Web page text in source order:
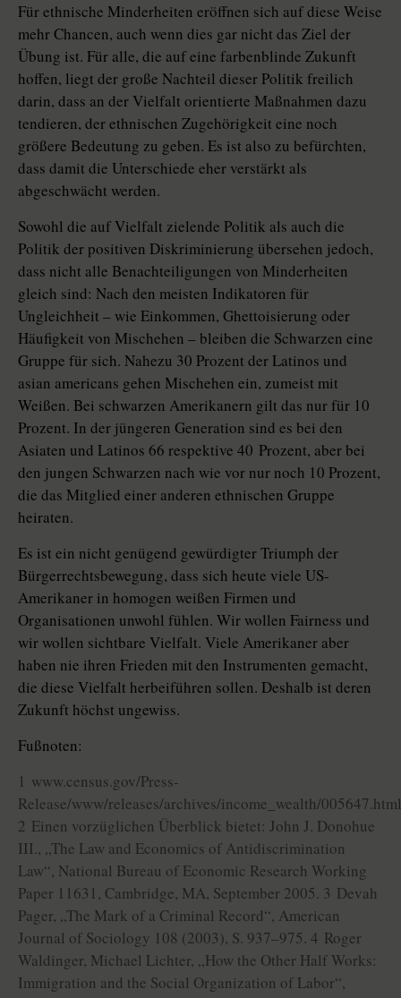
Für ethnische Minderheiten eröffnen sich auf diese Weise
mehr Chancen, auch wenn dies gar nicht das Ziel der
Übung ist. Für alle, die auf eine farbenblinde Zukunft
hoffen, liegt der große Nachteil dieser Politik freilich
darin, dass an der Vielfalt orientierte Maßnahmen dazu
tendieren, der ethnischen Zugehörigkeit eine noch
größere Bedeutung zu geben. Es ist also zu befürchten,
dass damit die Unterschiede eher verstärkt als
abgeschwächt werden.
Sowohl die auf Vielfalt zielende Politik als auch die
Politik der positiven Diskriminierung übersehen jedoch,
dass nicht alle Benachteiligungen von Minderheiten
gleich sind: Nach den meisten Indikatoren für
Ungleichheit – wie Einkommen, Ghettoisierung oder
Häufigkeit von Mischehen – bleiben die Schwarzen eine
Gruppe für sich. Nahezu 30 Prozent der Latinos und
asian americans gehen Mischehen ein, zumeist mit
Weißen. Bei schwarzen Amerikanern gilt das nur für 10
Prozent. In der jüngeren Generation sind es bei den
Asiaten und Latinos 66 respektive 40 Prozent, aber bei
den jungen Schwarzen nach wie vor nur noch 10 Prozent,
die das Mitglied einer anderen ethnischen Gruppe
heiraten.
Es ist ein nicht genügend gewürdigter Triumph der
Bürgerrechtsbewegung, dass sich heute viele US-
Amerikaner in homogen weißen Firmen und
Organisationen unwohl fühlen. Wir wollen Fairness und
wir wollen sichtbare Vielfalt. Viele Amerikaner aber
haben nie ihren Frieden mit den Instrumenten gemacht,
die diese Vielfalt herbeiführen sollen. Deshalb ist deren
Zukunft höchst ungewiss.
Fußnoten:
1 www.census.gov/Press-
Release/www/releases/archives/income_wealth/
2 Einen vorzüglichen Überblick bietet: John J. Donohue
III., „The Law and Economics of Antidiscrimination
Law“, National Bureau of Economic Research Working
Paper 11631, Cambridge, MA, September 2005. 3 Devah
Pager, „The Mark of a Criminal Record“, American
Journal of Sociology 108 (2003), S. 937–975. 4 Roger
Waldinger, Michael Lichter, „How the Other Half Works:
Immigration and the Social Organization of Labor“,